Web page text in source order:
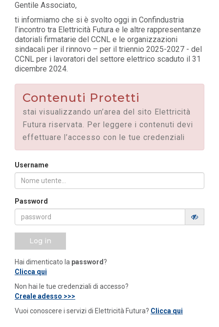
Gentile Associato,
ti informiamo che si è svolto oggi in Confindustria
l’incontro tra Elettricità Futura e le altre rappresentanze
datoriali firmatarie del CCNL e le organizzazioni
sindacali per il rinnovo – per il triennio 2025-2027 - del
CCNL per i lavoratori del settore elettrico scaduto il 31
dicembre 2024.
Contenuti Protetti
stai visualizzando un’area del sito Elettricità
Futura riservata. Per leggere i contenuti devi
effettuare l’accesso con le tue credenziali
Username
Password
Log in
Hai dimenticato la password ?
Clicca qui
Non hai le tue credenziali di accesso?
Creale adesso >>>
Vuoi conoscere i servizi di Elettricità Futura? Clicca qui